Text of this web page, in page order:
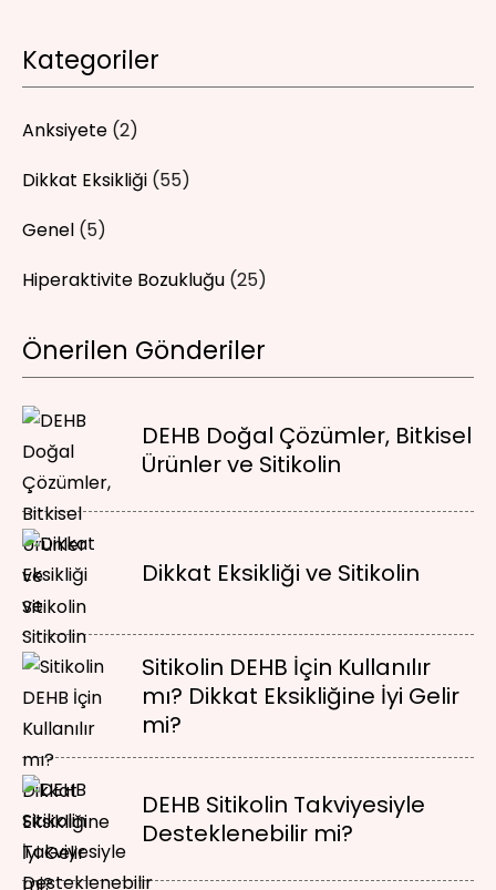
Kategoriler
Anksiyete (2)
Dikkat Eksikliği (55)
Genel (5)
Hiperaktivite Bozukluğu (25)
Önerilen Gönderiler
DEHB Doğal Çözümler, Bitkisel
Ürünler ve Sitikolin
Dikkat Eksikliği ve Sitikolin
Sitikolin DEHB İçin Kullanılır
mı? Dikkat Eksikliğine İyi Gelir
mi?
DEHB Sitikolin Takviyesiyle
Desteklenebilir mi?